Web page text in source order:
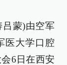
蒙)由空军
医大学口腔
6日在西安